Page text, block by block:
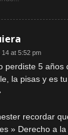
at 5:52 pm
perdiste 5 años
la pisas y es
recordar
» Derecho a la